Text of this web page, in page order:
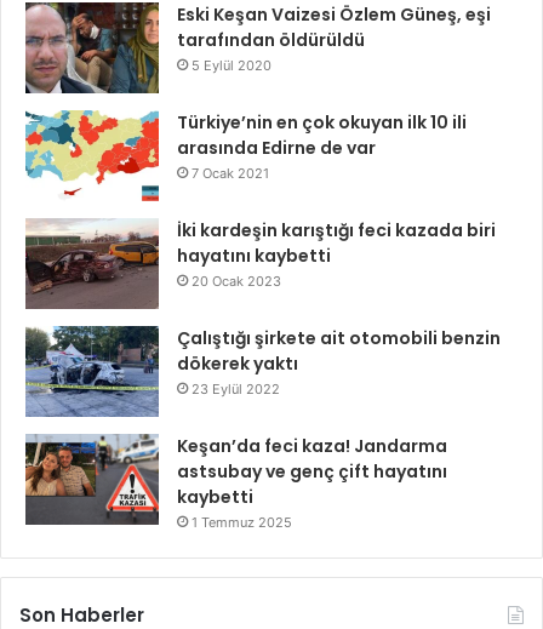
Eski Keşan Vaizesi Özlem Güneş, eşi
tarafından öldürüldü
5 Eylül 2020
Türkiye’nin en çok okuyan ilk 10 ili
arasında Edirne de var
7 Ocak 2021
İki kardeşin karıştığı feci kazada biri
hayatını kaybetti
20 Ocak 2023
Çalıştığı şirkete ait otomobili benzin
dökerek yaktı
23 Eylül 2022
Keşan’da feci kaza! Jandarma
astsubay ve genç çift hayatını
kaybetti
1 Temmuz 2025
Son Haberler